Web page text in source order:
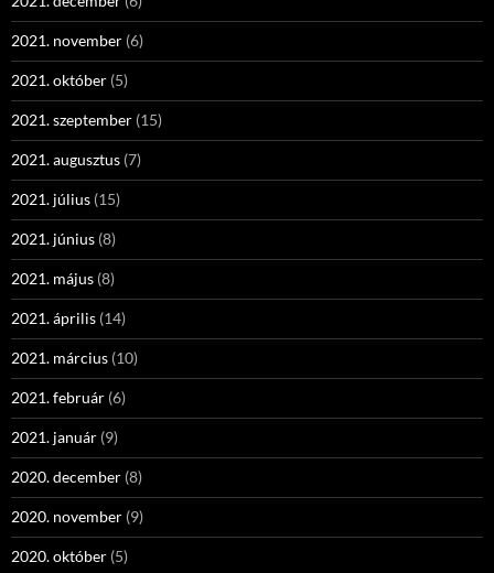
2021. november (6)
2021. október (5)
2021. szeptember (15)
2021. augusztus (7)
2021. július (15)
2021. június (8)
2021. május (8)
2021. április (14)
2021. március (10)
2021. február (6)
2021. január (9)
2020. december (8)
2020. november (9)
2020. október (5)